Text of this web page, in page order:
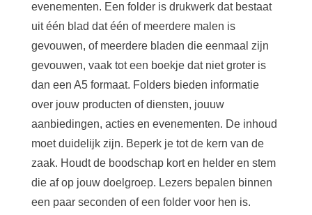
evenementen. Een folder is drukwerk dat bestaat
uit één blad dat één of meerdere malen is
gevouwen, of meerdere bladen die eenmaal zijn
gevouwen, vaak tot een boekje dat niet groter is
dan een A5 formaat. Folders bieden informatie
over jouw producten of diensten, jouuw
aanbiedingen, acties en evenementen. De inhoud
moet duidelijk zijn. Beperk je tot de kern van de
zaak. Houdt de boodschap kort en helder en stem
die af op jouw doelgroep. Lezers bepalen binnen
een paar seconden of een folder voor hen is.